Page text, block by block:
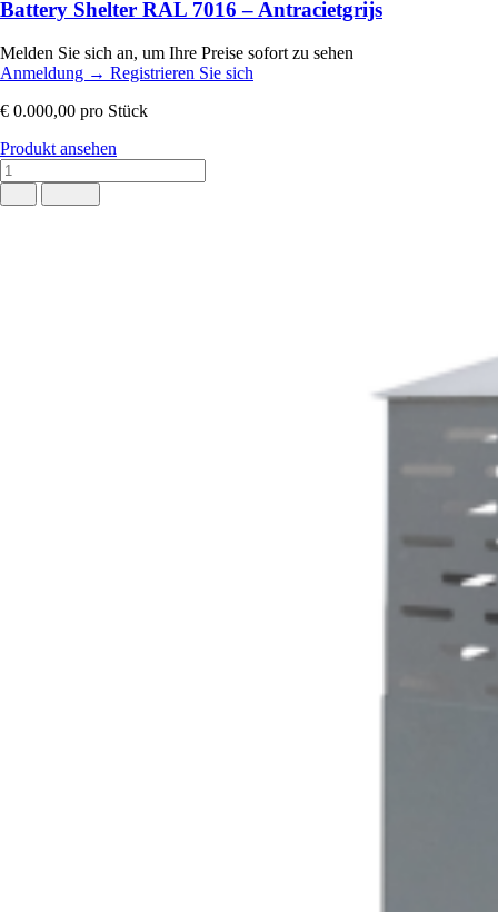
Battery Shelter RAL 7016 – Antracietgrijs
Melden Sie sich an, um Ihre Preise sofort zu sehen
Anmeldung → Registrieren Sie sich
€ 0.000,00 pro Stück
Produkt ansehen